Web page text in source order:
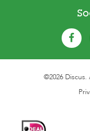
©2026